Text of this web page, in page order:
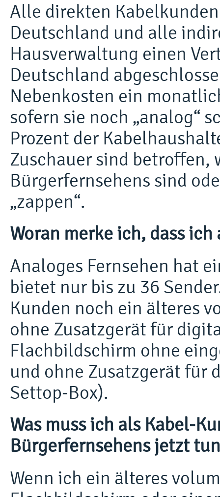
Alle direkten
Deutschland und alle
Hausverwaltung einen
Deutschland
Nebenkosten ein
sofern sie noch „analog“
Prozent der
Zuschauer sind betroffen,
Bürgerfernsehens sind
„zappen“.
Woran merke ich, dass
Analoges Fernsehen hat
bietet nur bis zu 36
Kunden noch ein älteres
ohne Zusatzgerät für
Flachbildschirm ohne
und ohne Zusatzgerät für
Settop-Box).
Was muss ich als Kabel-
Bürgerfernsehens jetzt
Wenn ich ein älteres